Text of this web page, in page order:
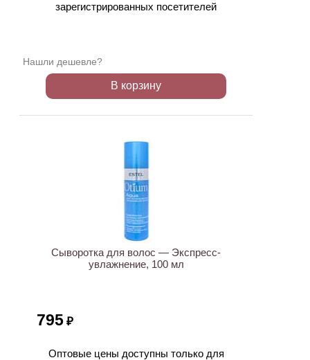
зарегистрированных посетителей
Нашли дешевле?
В корзину
Сыворотка для волос — Экспресс-
увлажнение, 100 мл
795 ₽
Оптовые цены доступны только для